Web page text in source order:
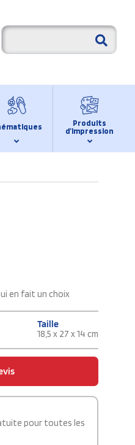
Produits
d’impression
en fait un choix
Taille
18,5 x 27 x 14 cm
pour toutes les